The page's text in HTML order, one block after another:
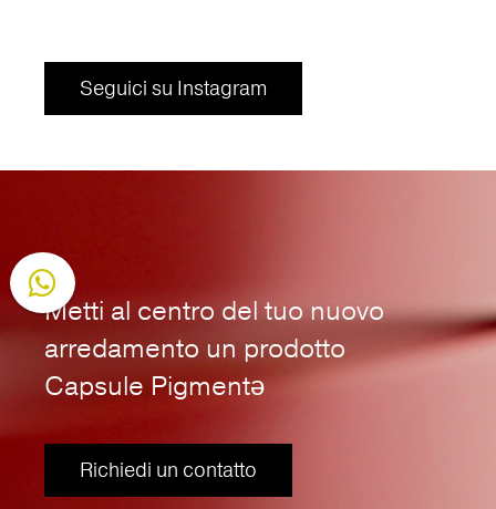
Seguici su Instagram
Seguici su Instagram
Metti al centro del tuo nuovo
arredamento un prodotto
Capsule Pigmentə
Richiedi un contatto
Richiedi un contatto